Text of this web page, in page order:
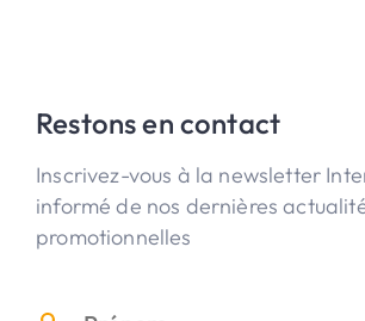
Restons en contact
Inscrivez-vous à la newsletter
informé de nos dernières
promotionnelles